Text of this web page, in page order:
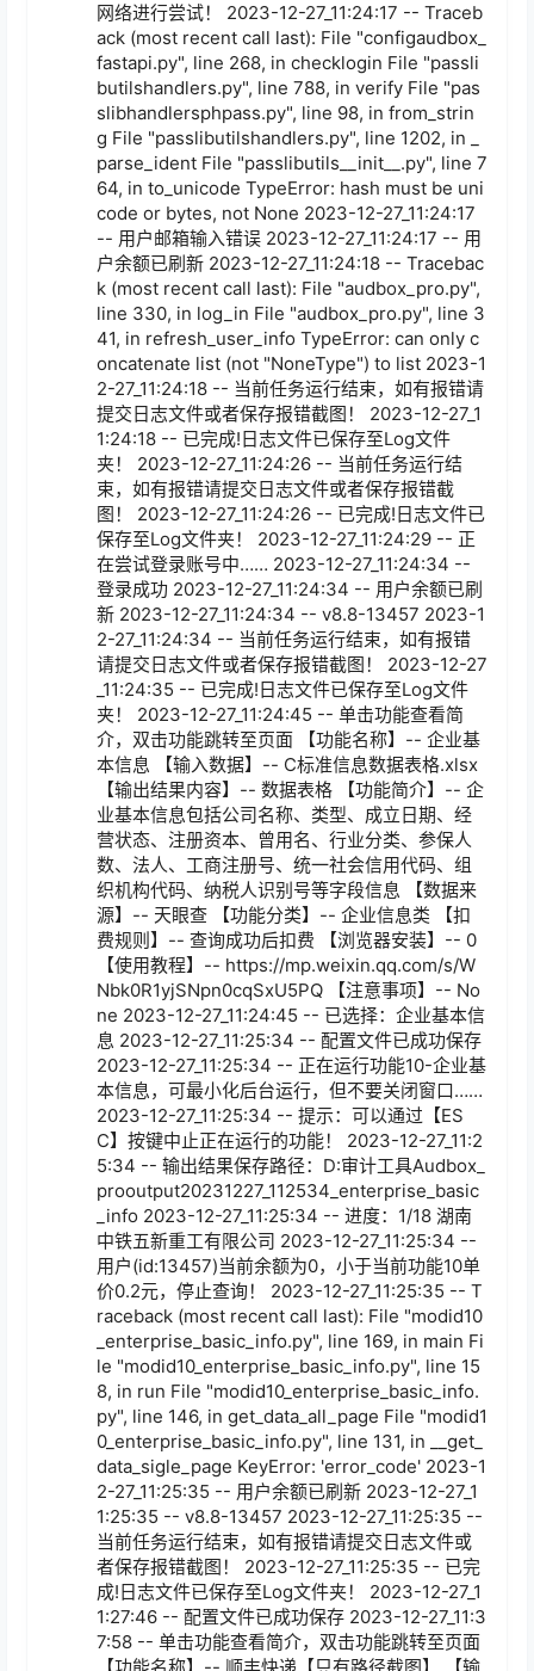
网络进行尝试！ 2023-12-27_11:24:17 -- Traceb
ack (most recent call last): File "configaudbox_
fastapi.py", line 268, in checklogin File "passli
butilshandlers.py", line 788, in verify File "pas
slibhandlersphpass.py", line 98, in from_strin
g File "passlibutilshandlers.py", line 1202, in _
parse_ident File "passlibutils__init__.py", line 7
64, in to_unicode TypeError: hash must be uni
code or bytes, not None 2023-12-27_11:24:17
-- 用户邮箱输入错误 2023-12-27_11:24:17 -- 用
户余额已刷新 2023-12-27_11:24:18 -- Tracebac
k (most recent call last): File "audbox_pro.py",
line 330, in log_in File "audbox_pro.py", line 3
41, in refresh_user_info TypeError: can only c
oncatenate list (not "NoneType") to list 2023-1
2-27_11:24:18 -- 当前任务运行结束，如有报错请
提交日志文件或者保存报错截图！ 2023-12-27_1
1:24:18 -- 已完成!日志文件已保存至Log文件
夹！ 2023-12-27_11:24:26 -- 当前任务运行结
束，如有报错请提交日志文件或者保存报错截
图！ 2023-12-27_11:24:26 -- 已完成!日志文件已
保存至Log文件夹！ 2023-12-27_11:24:29 -- 正
在尝试登录账号中…… 2023-12-27_11:24:34 --
登录成功 2023-12-27_11:24:34 -- 用户余额已刷
新 2023-12-27_11:24:34 -- v8.8-13457 2023-1
2-27_11:24:34 -- 当前任务运行结束，如有报错
请提交日志文件或者保存报错截图！ 2023-12-27
_11:24:35 -- 已完成!日志文件已保存至Log文件
夹！ 2023-12-27_11:24:45 -- 单击功能查看简
介，双击功能跳转至页面 【功能名称】-- 企业基
本信息 【输入数据】-- C标准信息数据表格.xlsx
【输出结果内容】-- 数据表格 【功能简介】-- 企
业基本信息包括公司名称、类型、成立日期、经
营状态、注册资本、曾用名、行业分类、参保人
数、法人、工商注册号、统一社会信用代码、组
织机构代码、纳税人识别号等字段信息 【数据来
源】-- 天眼查 【功能分类】-- 企业信息类 【扣
费规则】-- 查询成功后扣费 【浏览器安装】-- 0
【使用教程】-- https://mp.weixin.qq.com/s/W
Nbk0R1yjSNpn0cqSxU5PQ 【注意事项】-- No
ne 2023-12-27_11:24:45 -- 已选择：企业基本信
息 2023-12-27_11:25:34 -- 配置文件已成功保存
2023-12-27_11:25:34 -- 正在运行功能10-企业基
本信息，可最小化后台运行，但不要关闭窗口……
2023-12-27_11:25:34 -- 提示：可以通过【ES
C】按键中止正在运行的功能！ 2023-12-27_11:2
5:34 -- 输出结果保存路径：D:审计工具Audbox_
prooutput20231227_112534_enterprise_basic
_info 2023-12-27_11:25:34 -- 进度：1/18 湖南
中铁五新重工有限公司 2023-12-27_11:25:34 --
用户(id:13457)当前余额为0，小于当前功能10单
价0.2元，停止查询！ 2023-12-27_11:25:35 -- T
raceback (most recent call last): File "modid10
_enterprise_basic_info.py", line 169, in main Fi
le "modid10_enterprise_basic_info.py", line 15
8, in run File "modid10_enterprise_basic_info.
py", line 146, in get_data_all_page File "modid1
0_enterprise_basic_info.py", line 131, in __get_
data_sigle_page KeyError: 'error_code' 2023-1
2-27_11:25:35 -- 用户余额已刷新 2023-12-27_1
1:25:35 -- v8.8-13457 2023-12-27_11:25:35 --
当前任务运行结束，如有报错请提交日志文件或
者保存报错截图！ 2023-12-27_11:25:35 -- 已完
成!日志文件已保存至Log文件夹！ 2023-12-27_1
1:27:46 -- 配置文件已成功保存 2023-12-27_11:3
7:58 -- 单击功能查看简介，双击功能跳转至页面